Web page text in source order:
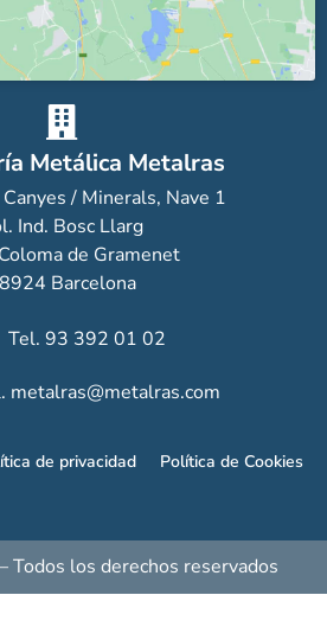
Metálica Metalras
/ Minerals, Nave 1
Ind. Bosc Llarg
de Gramenet
Barcelona
Tel. 93 392 01 02
metalras@metalras.com
de privacidad Política de Cookies
Todos los derechos reservados